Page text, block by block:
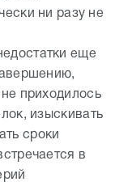
ни разу не
еще
приходилось
изыскивать
сроки
в